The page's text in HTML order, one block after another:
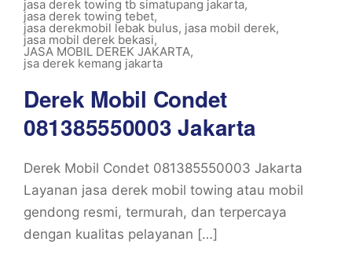
jasa derek towing tb simatupang jakarta,
jasa derek towing tebet,
jasa derekmobil lebak bulus, jasa mobil derek,
jasa mobil derek bekasi,
JASA MOBIL DEREK JAKARTA,
jsa derek kemang jakarta
Derek Mobil Condet
081385550003 Jakarta
Derek Mobil Condet 081385550003 Jakarta
Layanan jasa derek mobil towing atau mobil
gendong resmi, termurah, dan terpercaya
dengan kualitas pelayanan […]